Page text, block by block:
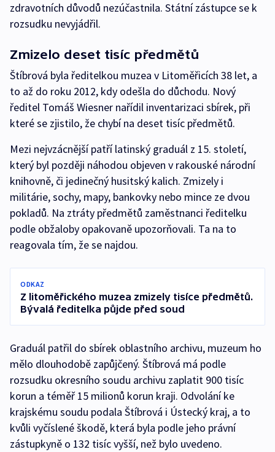
zdravotních důvodů nezúčastnila. Státní zástupce se k
rozsudku nevyjádřil.
Zmizelo deset tisíc předmětů
Štíbrová byla ředitelkou muzea v Litoměřicích 38 let, a
to až do roku 2012, kdy odešla do důchodu. Nový
ředitel Tomáš Wiesner nařídil inventarizaci sbírek, při
které se zjistilo, že chybí na deset tisíc předmětů.
Mezi nejvzácnější patří latinský graduál z 15. století,
který byl později náhodou objeven v rakouské národní
knihovně, či jedinečný husitský kalich. Zmizely i
militárie, sochy, mapy, bankovky nebo mince ze dvou
pokladů. Na ztráty předmětů zaměstnanci ředitelku
podle obžaloby opakovaně upozorňovali. Ta na to
reagovala tím, že se najdou.
ODKAZ
Z litoměřického muzea zmizely tisíce předmětů.
Bývalá ředitelka půjde před soud
Graduál patřil do sbírek oblastního archivu, muzeum ho
mělo dlouhodobě zapůjčený. Štíbrová má podle
rozsudku okresního soudu archivu zaplatit 900 tisíc
korun a téměř 15 milionů korun kraji. Odvolání ke
krajskému soudu podala Štíbrová i Ústecký kraj, a to
kvůli vyčíslené škodě, která byla podle jeho právní
zástupkyně o 132 tisíc vyšší, než bylo uvedeno.